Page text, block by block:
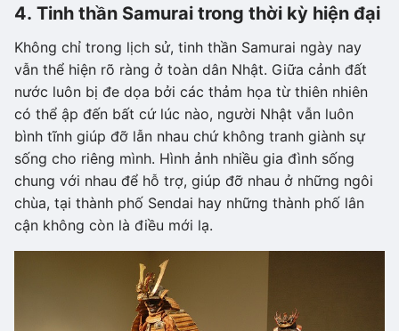
4. Tinh thần Samurai trong thời kỳ hiện đại
Không chỉ trong lịch sử, tinh thần Samurai ngày nay
vẫn thể hiện rõ ràng ở toàn dân Nhật. Giữa cảnh đất
nước luôn bị đe dọa bởi các thảm họa từ thiên nhiên
có thể ập đến bất cứ lúc nào, người Nhật vẫn luôn
bình tĩnh giúp đỡ lẫn nhau chứ không tranh giành sự
sống cho riêng mình. Hình ảnh nhiều gia đình sống
chung với nhau để hỗ trợ, giúp đỡ nhau ở những ngôi
chùa, tại thành phố Sendai hay những thành phố lân
cận không còn là điều mới lạ.